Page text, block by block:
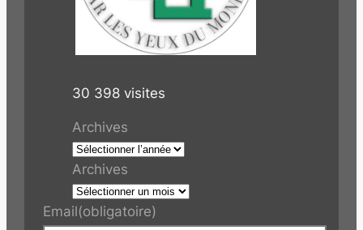
30 398 visites
Archives
Archives
Email(obligatoire)